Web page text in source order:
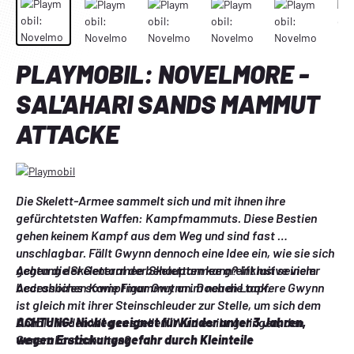
PLAYMOBIL: NOVELMORE -
SAL'AHARI SANDS MAMMUT
ATTACKE
Die Skelett-Armee sammelt sich und mit ihnen ihre
gefürchtetsten Waffen: Kampfmammuts. Diese Bestien
gehen keinem Kampf aus dem Weg und sind fast
unschlagbar. Fällt Gwynn dennoch eine Idee ein, wie sie sich
gegen die Skelettarmee behaupten kann? Inklusive vieler
Accessoires sowie Figur Gwynn im neuen Look.
Achtung der General der Skelettarmee greift mit seinem
bedrohlichen Kampfmammut an. Doch die tapfere Gwynn
ist gleich mit ihrer Steinschleuder zur Stelle, um sich dem
Unhold in den Weg zu stellen. Wird es ihr gelingen, den
General aufzuhalten?
ACHTUNG! Nicht geeignet für Kinder unter 3 Jahren,
wegen Erstickungsgefahr durch Kleinteile